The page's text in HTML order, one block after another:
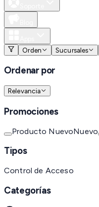
Orden
Sucursales
Ordenar por
Relevancia
Promociones
Producto NuevoNuevo
Tipos
Control de Acceso
Categorías